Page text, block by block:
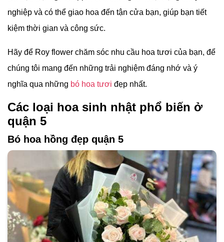
nghiệp và có thể giao hoa đến tận cửa bạn, giúp bạn tiết
kiệm thời gian và công sức.
Hãy để Roy flower chăm sóc nhu cầu hoa tươi của bạn, để
chúng tôi mang đến những trải nghiệm đáng nhớ và ý
nghĩa qua những bó hoa tươi đẹp nhất.
Các loại hoa sinh nhật phổ biến ở
quận 5
Bó hoa hồng đẹp quận 5